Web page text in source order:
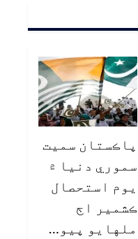
پاڪستان سميت
سموري دنيا ۾
يوم استحصال
ڪشمير اڄ
ملهايو پيو…